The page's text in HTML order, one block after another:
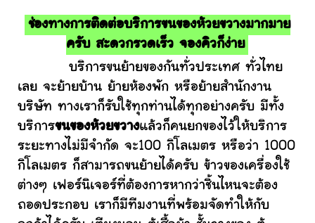
ช่องทางการติดต่อบริการขนของห้วยขวางมากมาย
ครับ สะดวกรวดเร็ว จองคิวก็ง่าย
บริการขนย้ายของกันทั่วประเทศ ทั่วไทย
เลย จะย้ายบ้าน ย้ายห้องพัก หรือย้ายสำนักงาน
บริษัท ทางเราก็รับใช้ทุกท่านได้ทุกอย่างครับ มีทั้ง
บริการขนของห้วยขวางแล้วก็คนยกของไว้ให้บริการ
ระยะทางไม่มีจำกัด จะ100 กิโลเมตร หรือว่า 1000
กิโลเมตร ก็สามารถขนย้ายได้ครับ ข้าวของเครื่องใช้
ต่างๆ เฟอร์นิเจอร์ที่ต้องการหากว่าชิ้นไหนจะต้อง
ถอดประกอบ เราก็มีทีมงานที่พร้อมจัดทำให้กับ